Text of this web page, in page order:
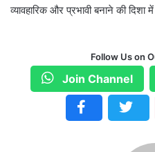
व्यावहारिक और प्रभावी बनाने की दिशा
Follow Us on
Join Channel